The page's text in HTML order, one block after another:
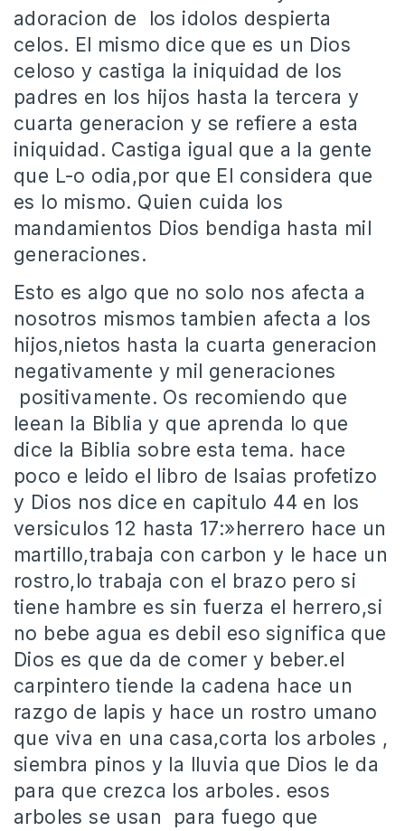
adoracion de los idolos despierta
celos. El mismo dice que es un Dios
celoso y castiga la iniquidad de los
padres en los hijos hasta la tercera y
cuarta generacion y se refiere a esta
iniquidad. Castiga igual que a la gente
que L-o odia,por que El considera que
es lo mismo. Quien cuida los
mandamientos Dios bendiga hasta mil
generaciones.
Esto es algo que no solo nos afecta a
nosotros mismos tambien afecta a los
hijos,nietos hasta la cuarta generacion
negativamente y mil generaciones
positivamente. Os recomiendo que
leean la Biblia y que aprenda lo que
dice la Biblia sobre esta tema. hace
poco e leido el libro de Isaias profetizo
y Dios nos dice en capitulo 44 en los
versiculos 12 hasta 17:»herrero hace un
martillo,trabaja con carbon y le hace un
rostro,lo trabaja con el brazo pero si
tiene hambre es sin fuerza el herrero,si
no bebe agua es debil eso significa que
Dios es que da de comer y beber.el
carpintero tiende la cadena hace un
razgo de lapis y hace un rostro umano
que viva en una casa,corta los arboles ,
siembra pinos y la lluvia que Dios le da
para que crezca los arboles. esos
arboles se usan para fuego que